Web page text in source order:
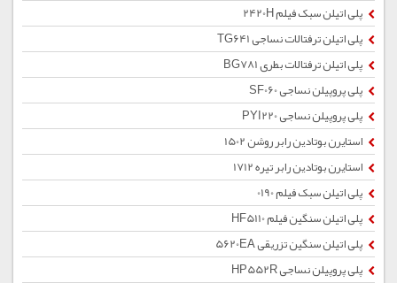
پلی اتیلن سبک فیلم 2420H
پلی اتیلن ترفتالات نساجی TG641
پلی اتیلن ترفتالات بطری BG781
پلی پروپیلن نساجی SF060
پلی پروپیلن نساجی PYI220
استایرن بوتادین رابر روشن 1502
استایرن بوتادین رابر تیره 1712
پلی اتیلن سبک فیلم 0190
پلی اتیلن سنگین فیلم HF5110
پلی اتیلن سنگین تزریقی 5620EA
پلی پروپیلن نساجی HP552R